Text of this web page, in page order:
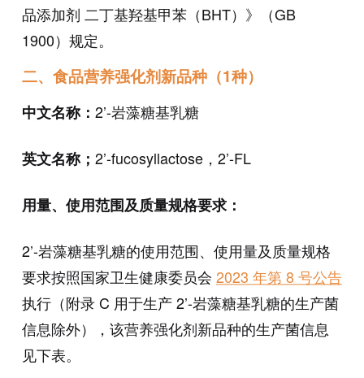
品添加剂 二丁基羟基甲苯（BHT）》（GB
1900）规定。
二、食品营养强化剂新品种（1种）
中文名称： 2’-岩藻糖基乳糖
英文名称； 2’-fucosyllactose，2’-FL
用量、使用范围及质量规格要求：
2’-岩藻糖基乳糖的使用范围、使用量及质量规格
要求按照国家卫生健康委员会 2023 年第 8 号公告
执行（附录 C 用于生产 2’-岩藻糖基乳糖的生产菌
信息除外），该营养强化剂新品种的生产菌信息
见下表。